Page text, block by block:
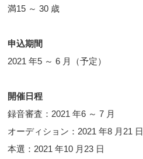
満15 ～ 30 歳
申込期間
2021 年5 ～ 6 月（予定）
開催日程
録音審査：2021 年6 ～ 7 月
オーディション：2021 年8 月21 日
本選：2021 年10 月23 日